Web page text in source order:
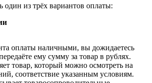
из трёх вариантов оплаты:
оплаты наличными, вы дожидаетесь
ему сумму за товар в рублях.
товар, который можно осмотреть на
соответствие указанным условиям.